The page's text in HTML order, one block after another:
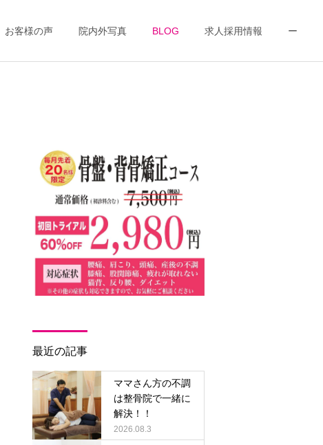
お客様の声 院内外写真 BLOG 求人採用情報 ー
最近の記事
ママさん方の不調
は整骨院で一緒に
解決！！
2026.08.3